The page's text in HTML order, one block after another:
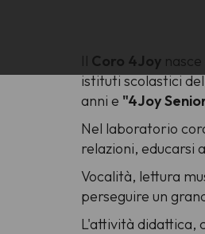
Il Coro 4Joy nasce
istituti scolastici
anni e "4Joy
Nel laboratorio
relazioni, educarsi
Vocalità, lettura
perseguire un
L'attività didattica,